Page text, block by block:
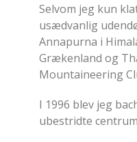
Selvom jeg kun
usædvanlig
Annapurna i
Grækenland og
Mountaineering
I 1996 blev jeg
ubestridte